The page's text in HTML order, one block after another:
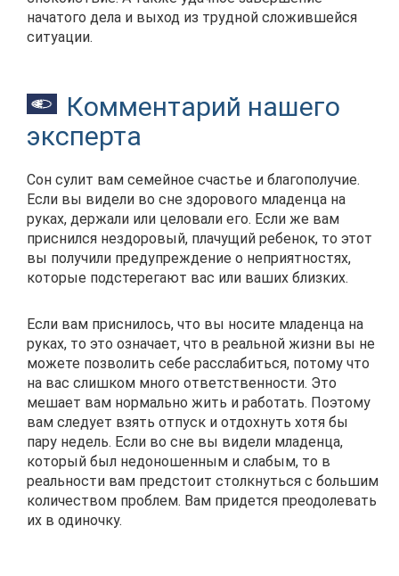
начатого дела и выход из трудной сложившейся
ситуации.
Комментарий нашего
эксперта
Сон сулит вам семейное счастье и благополучие.
Если вы видели во сне здорового младенца на
руках, держали или целовали его. Если же вам
приснился нездоровый, плачущий ребенок, то этот
вы получили предупреждение о неприятностях,
которые подстерегают вас или ваших близких.
Если вам приснилось, что вы носите младенца на
руках, то это означает, что в реальной жизни вы не
можете позволить себе расслабиться, потому что
на вас слишком много ответственности. Это
мешает вам нормально жить и работать. Поэтому
вам следует взять отпуск и отдохнуть хотя бы
пару недель. Если во сне вы видели младенца,
который был недоношенным и слабым, то в
реальности вам предстоит столкнуться с большим
количеством проблем. Вам придется преодолевать
их в одиночку.